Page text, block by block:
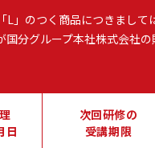
L」のつく商品につきまし
国分グループ本社株式会社
日
次回研修の
受講期限